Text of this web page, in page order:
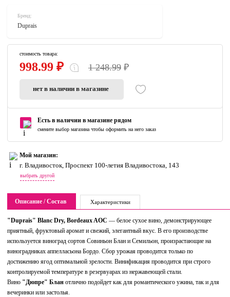
Бренд:
Duprais
стоимость товара:
998.99 ₽ 1 248.99 ₽
нет в наличии в магазине
Есть в наличии в магазине рядом
смените выбор магазина чтобы оформить на него заказ
Мой магазин:
г. Владивосток, Проспект 100-летия Владивостока, 143
выбрать другой
Описание / Состав Характеристики
"Duprais" Blanc Dry, Bordeaux AOC — белое сухое вино, демонстрирующее
приятный, фруктовый аромат и свежий, элегантный вкус. В его производстве
используется виноград сортов Совиньон Блан и Семильон, произрастающие на
виноградниках аппелласьона Бордо. Сбор урожая проводится только по
достижению ягод оптимальной зрелости. Винификация проводится при строго
контролируемой температуре в резервуарах из нержавеющей стали.
Вино "Дюпре" Блан отлично подойдет как для романтического ужина, так и для
вечеринки или застолья.